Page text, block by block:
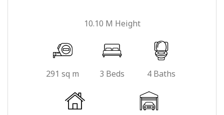
10.10 M Height
291 sq m 3 Beds 4 Baths